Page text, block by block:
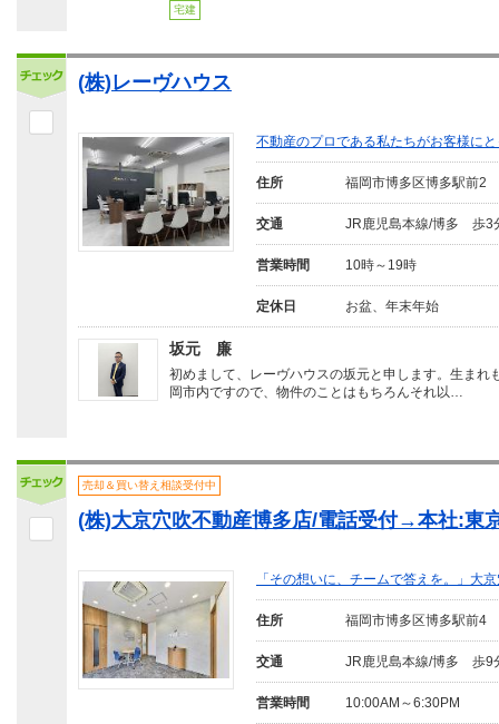
宅建
(株)レーヴハウス
不動産のプロである私たちがお客様に
住所 福岡市博多区博多駅前2
交通 JR鹿児島本線/博多 歩3
営業時間 10時～19時
定休日 お盆、年末年始
坂元 廉
初めまして、レーヴハウスの坂元と申します。生まれ
岡市内ですので、物件のことはもちろんそれ以…
売却＆買い替え相談受付中
(株)大京穴吹不動産博多店/電話受付→本社:東
「その想いに、チームで答えを。」大
住所 福岡市博多区博多駅前4
交通 JR鹿児島本線/博多 歩9
営業時間 10:00AM～6:30PM